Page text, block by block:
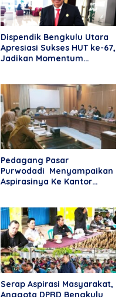
Dispendik Bengkulu Utara
Apresiasi Sukses HUT ke-67,
Jadikan Momentum
Pedagang Pasar
Purwodadi Menyampaikan
Aspirasinya Ke Kantor
Serap Aspirasi Masyarakat,
Anggota DPRD Bengkulu